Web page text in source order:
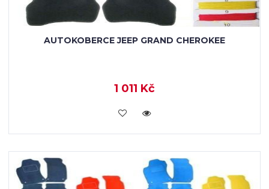
AUTOKOBERCE JEEP GRAND CHEROKEE
1 011 Kč
KOUPIT